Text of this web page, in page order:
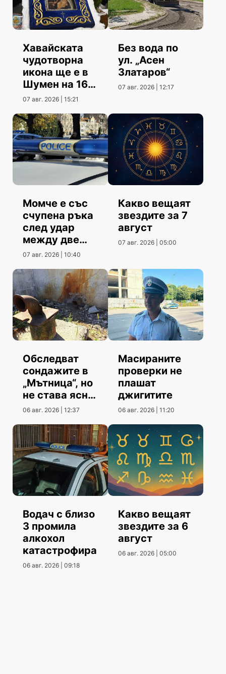
Хавайската
чудотворна
икона ще е в
Шумен на 16
август
07 авг. 2026 | 15:21
Без вода по
ул. „Асен
Златаров“
07 авг. 2026 | 12:17
Момче е със
счупена ръка
след удар
между две
коли
07 авг. 2026 | 10:40
Какво вещаят
звездите за 7
август
07 авг. 2026 | 05:00
Обследват
сондажите в
„Мътница“, но
не става ясно
кога
06 авг. 2026 | 12:37
Масираните
проверки не
плашат
джигитите
06 авг. 2026 | 11:20
Водач с близо
3 промила
алкохол
катастрофира
06 авг. 2026 | 09:18
Какво вещаят
звездите за 6
август
06 авг. 2026 | 05:00